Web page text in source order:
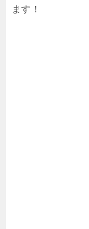
ます！